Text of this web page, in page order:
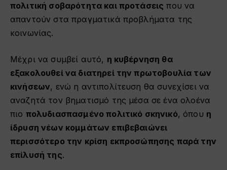
πολιτική σοβαρότητα και προτάσεις που να
απαντούν στα πραγματικά προβλήματα της
κοινωνίας.
Μέχρι να συμβεί αυτό, η κυβέρνηση θα
εξακολουθεί να διατηρεί την πρωτοβουλία των
κινήσεων, ενώ η αντιπολίτευση θα συνεχίσει να
αναζητά τον βηματισμό της μέσα σε ένα ολοένα
πιο πολυδιασπασμένο πολιτικό σκηνικό, όπου η
ίδρυση νέων κομμάτων επιβεβαιώνει
περισσότερο την κρίση εκπροσώπησης παρά την
επίλυσή της.